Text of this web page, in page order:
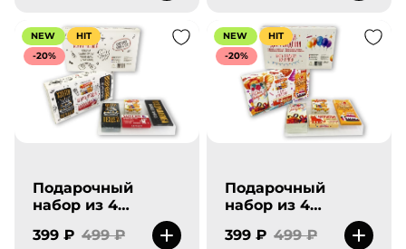
NEW
HIT
-20%
Подарочный
набор из 4
продуктов- Хеппи
Пёздей.
399 ₽ 499 ₽
NEW
HIT
-20%
Подарочный
набор из 4
днем рождения-
399 ₽ 499 ₽